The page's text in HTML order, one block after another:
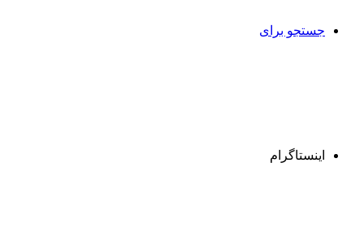
جستجو برای
اینستاگرام